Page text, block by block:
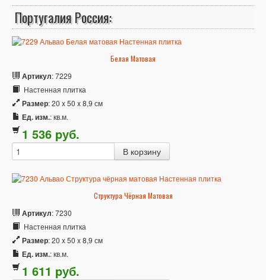
Португалия Россия:
Белая Матовая
Артикул: 7229
Настенная плитка
Размер: 20 x 50 x 8,9 см
Ед. изм.: кв.м.
1 536 pуб.
Структура Чёрная Матовая
Артикул: 7230
Настенная плитка
Размер: 20 x 50 x 8,9 см
Ед. изм.: кв.м.
1 611 pуб.